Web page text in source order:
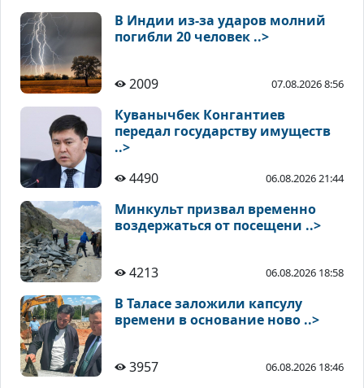
В Индии из-за ударов молний
погибли 20 человек ..>
2009 07.08.2026 8:56
Куванычбек Конгантиев
передал государству имуществ
..>
4490
06.08.2026 21:44
Минкульт призвал временно
воздержаться от посещени ..>
4213 06.08.2026 18:58
В Таласе заложили капсулу
времени в основание ново ..>
3957 06.08.2026 18:46